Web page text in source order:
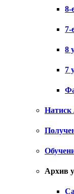
8-
7-
8
7
Натиск
Архив